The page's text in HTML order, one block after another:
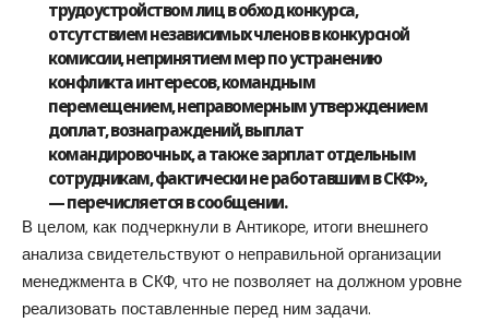
трудоустройством лиц в обход конкурса,
отсутствием независимых членов в конкурсной
комиссии, непринятием мер по устранению
конфликта интересов, командным
перемещением, неправомерным утверждением
доплат, вознаграждений, выплат
командировочных, а также зарплат отдельным
сотрудникам, фактически не работавшим в СКФ»,
— перечисляется в сообщении.
В целом, как подчеркнули в Антикоре, итоги внешнего
анализа свидетельствуют о неправильной организации
менеджмента в СКФ, что не позволяет на должном уровне
реализовать поставленные перед ним задачи.